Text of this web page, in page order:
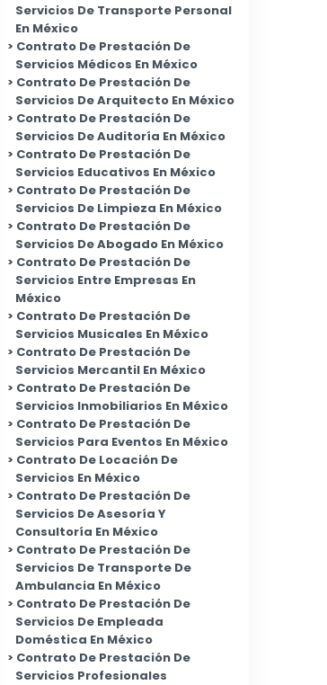
Servicios De Transporte Personal
En México
Contrato De Prestación De
Servicios Médicos En México
Contrato De Prestación De
Servicios De Arquitecto En México
Contrato De Prestación De
Servicios De Auditoría En México
Contrato De Prestación De
Servicios Educativos En México
Contrato De Prestación De
Servicios De Limpieza En México
Contrato De Prestación De
Servicios De Abogado En México
Contrato De Prestación De
Servicios Entre Empresas En
México
Contrato De Prestación De
Servicios Musicales En México
Contrato De Prestación De
Servicios Mercantil En México
Contrato De Prestación De
Servicios Inmobiliarios En México
Contrato De Prestación De
Servicios Para Eventos En México
Contrato De Locación De
Servicios En México
Contrato De Prestación De
Servicios De Asesoría Y
Consultoría En México
Contrato De Prestación De
Servicios De Transporte De
Ambulancia En México
Contrato De Prestación De
Servicios De Empleada
Doméstica En México
Contrato De Prestación De
Servicios Profesionales